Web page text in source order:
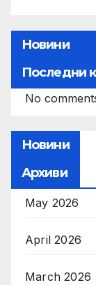
Новини
Последни
No
Новини
Архиви
May 2026
April 2026
March 2026